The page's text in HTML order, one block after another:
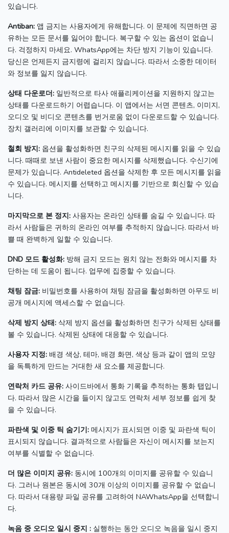
있습니다.
Antiban: 앱 금지는 사용자에게 유해합니다. 이 문제에 직면하면 공
유하는 모든 문서를 잃어야 합니다. 복구할 수 있는 옵션이 없습니
다. 걱정하지 마세요. WhatsApp에는 차단 방지 기능이 있습니다.
당신은 언제든지 금지령에 걸리지 않습니다. 따라서 소중한 데이터
와 정보를 잃지 않습니다.
상태 다운로더: 일반적으로 타사 애플리케이션을 지원하지 않고는
상태를 다운로드하기 어렵습니다. 이 앱에서는 서면 콘텐츠, 이미지,
오디오 및 비디오 콘텐츠를 번거로움 없이 다운로드할 수 있습니다.
장치 갤러리에 이미지를 보관할 수 있습니다.
철회 방지: 옵션을 활성화하면 친구의 삭제된 메시지를 읽을 수 있습
니다. 때때로 보낸 사람이 중요한 메시지를 삭제했습니다. 수신기에
문제가 있습니다. Antideleted 옵션을 삭제한 후 모든 메시지를 읽을
수 있습니다. 메시지를 선택하고 메시지를 기반으로 회신할 수 있습
니다.
마지막으로 본 정지: 사용자는 온라인 상태를 숨길 수 있습니다. 따
라서 사람들은 귀하의 온라인 여부를 추적하지 않습니다. 따라서 바
쁠 때 완벽하게 일할 수 있습니다.
DND 모드 활성화: 방해 금지 모드는 원치 않는 전화와 메시지를 차
단하는 데 도움이 됩니다. 업무에 집중할 수 있습니다.
채팅 잠금: 비밀번호를 사용하여 채팅 잠금을 활성화하면 아무도 비
공개 메시지에 액세스할 수 없습니다.
삭제 방지 상태: 삭제 방지 옵션을 활성화하면 친구가 삭제된 상태를
볼 수 있습니다. 삭제된 상태에 대응할 수 있습니다.
사용자 지정: 배경 색상, 테마, 배경 화면, 색상 등과 같이 앱의 모양
을 독특하게 만드는 거대한 새 요소를 제공합니다.
연락처 카드 공유: 사이드바에서 통화 기록을 추적하는 통화 탭입니
다. 따라서 많은 시간을 들이지 않고도 연락처 세부 정보를 쉽게 찾
을 수 있습니다.
파란색 및 이중 틱 숨기기: 메시지가 표시되면 이중 및 파란색 틱이
표시되지 않습니다. 결과적으로 사람들은 자신이 메시지를 보는지
여부를 식별할 수 없습니다.
더 많은 이미지 공유: 동시에 100개의 이미지를 공유할 수 있습니
다. 그러나 원본은 동시에 30개 이상의 이미지를 공유할 수 없습니
다. 따라서 대용량 파일 공유를 고려하여 NAWhatsApp을 선택합니
다.
녹음 중 오디오 일시 중지 : 실행하는 동안 오디오 녹음을 일시 중지